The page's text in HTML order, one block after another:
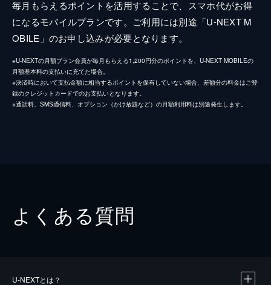
毎月もらえるポイントを活用することで、スマホ代がお得
になるモバイルプランです。ご利用には別途「U-NEXT M
OBILE」のお申し込みが必要となります。
※U-NEXTの月額プラン会員が毎月もらえる1,200円分のポイントを、U-NEXT MOBILEの
月額基本料の支払いに充てた場合。
※決済時において支払金額に相当するポイントを保有していない場合、差額分の料金はご登
録のクレジットカードでのお支払いとなります。
※通話料、SMS通信料、オプション（かけ放題など）の月額利用料は別途発生します。
よくある質問
U-NEXTとは？